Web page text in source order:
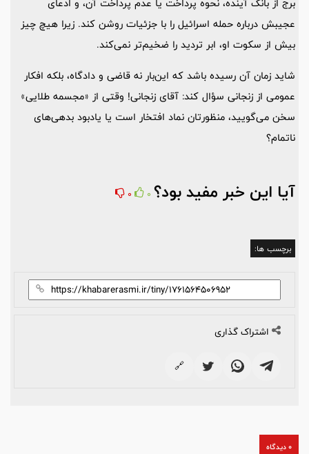
عجیبش درباره حمله اسرائیل را با جزئیات روشن کند. زیرا هیچ چیز
بیش از سکوت او، ابر تردید را ضخیم‌تر نمی‌کند.
شاید زمان آن رسیده باشد که این‌بار نه قاضی و دادگاه، بلکه افکار
عمومی از زنجانی سؤال کند: آقای زنجانی! وقتی از «مجسمه طلایی»
سخن می‌گویید، منظورتان نماد افتخار است یا یادبود بدهی‌های
ناتمام؟
آیا این خبر مفید بود؟ 0
0
برچسب ها:
اشتراک گذاری
🔗
0 دیدگاه